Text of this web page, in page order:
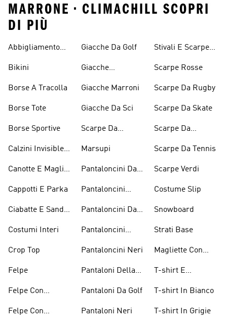
MARRONE • CLIMACHILL SCOPRI
DI PIÙ
Abbigliamento
Bikini
Borse A Tracolla
Borse Tote
Borse Sportive
Calzini Invisible
Canotte E Maglie
Cappotti E Parka
Ciabatte E Sandali
Costumi Interi
Crop Top
Felpe
Felpe Con
Bordeaux
Felpe Con
Giacche Da Golf
Giacche
Giacche Marroni
Giacche Da Sci
Scarpe Da
Marsupi
Pantaloncini Da
Pantaloncini
Pantaloncini Da
Pantaloncini
Ginocchio
Pantaloncini Neri
Pantaloni Della
Pantaloni Da Golf
Pantaloni Neri
Stivali E Scarpe
Scarpe Rosse
Scarpe Da Rugby
Scarpe Da Skate
Scarpe Da
Scarpe Da Tennis
Scarpe Verdi
Costume Slip
Snowboard
Strati Base
Magliette Con
T-shirt E
Arancioni
T-shirt In Bianco
T-shirt In Grigie